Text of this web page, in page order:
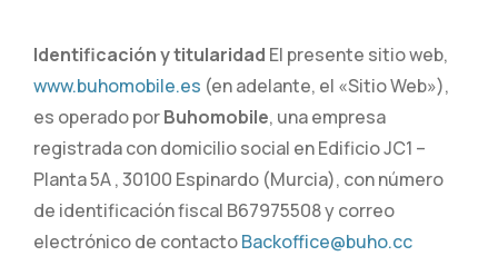
Identificación y titularidad El presente sitio web,
www.buhomobile.es (en adelante, el «Sitio Web»),
es operado porBuhomobile, una empresa
registrada con domicilio social en Edificio JC1 –
Planta 5A , 30100 Espinardo (Murcia), con número
de identificación fiscal B67975508 y correo
electrónico de contactoBackoffice@buho.cc